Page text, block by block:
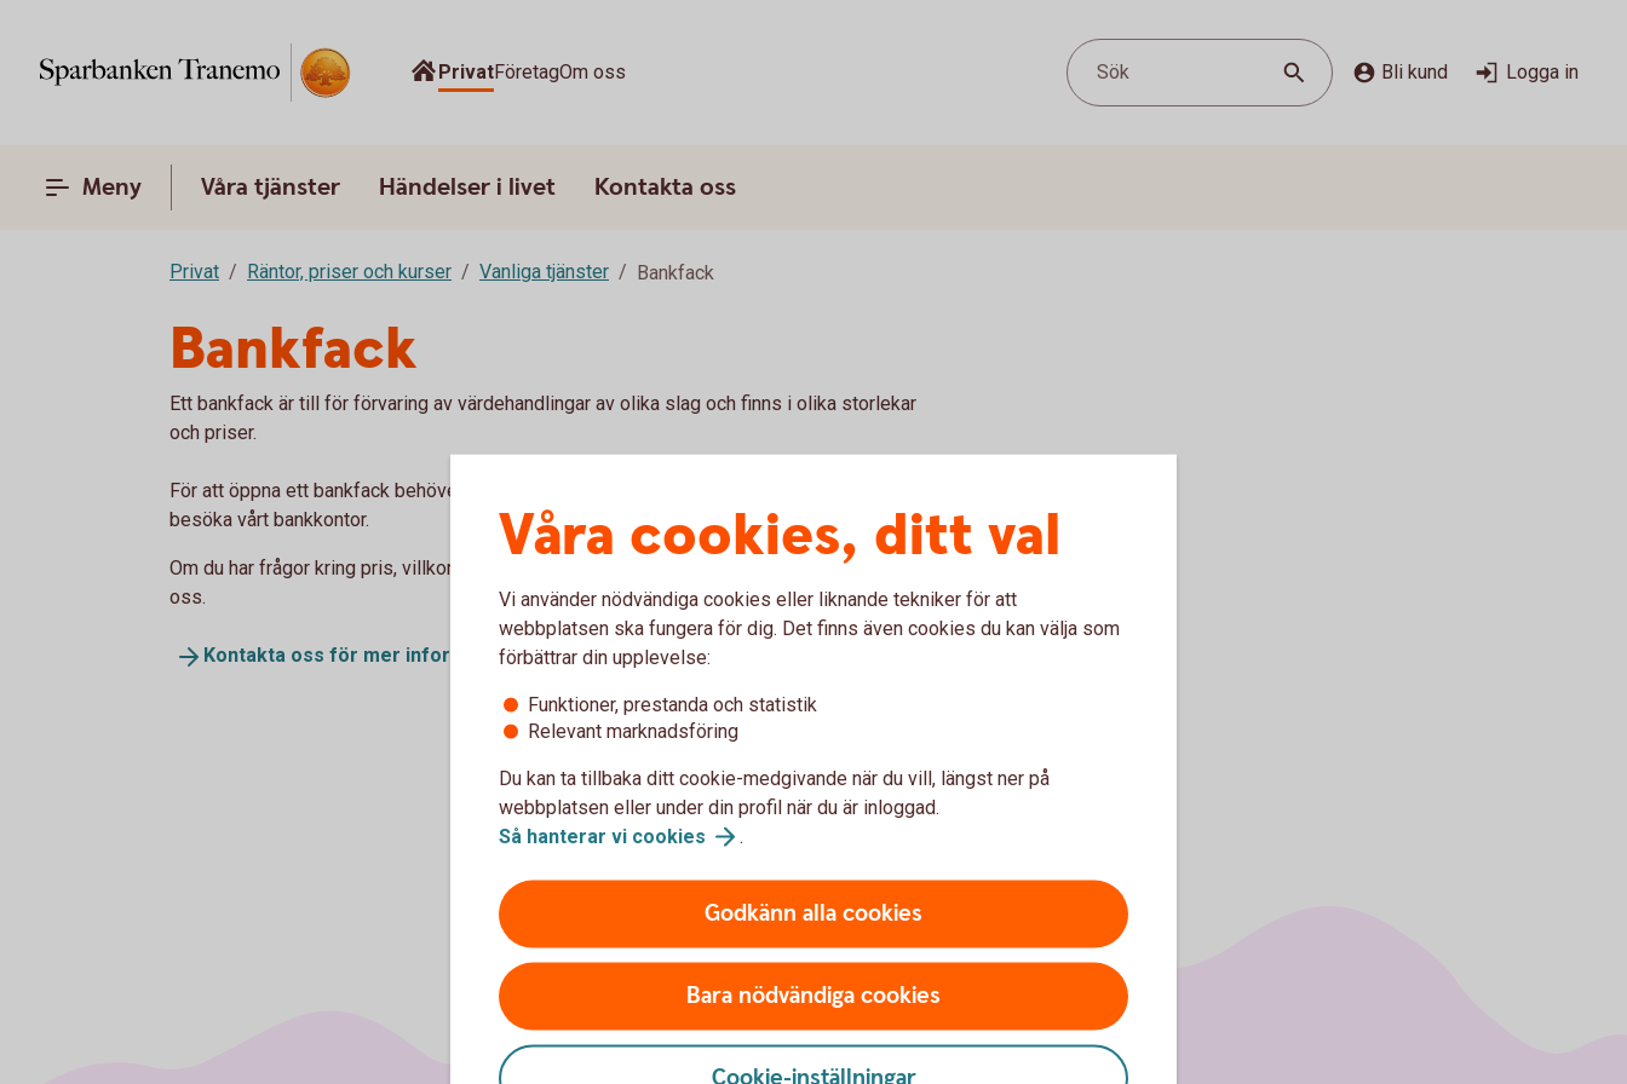
PrivatFöretagOm oss Sök Bli kund Logga in
Meny Våra tjänster Händelser i livet Kontakta oss
Privat Räntor, priser och kurser Vanliga tjänster Bankfack
Bankfack
Ett bankfack är till för förvaring av värdehandlingar av olika slag och finns i olika storlekar
och priser.
För att öppna ett bankfack behöver du vara kund i Sparbanken Tranemo och sedan
besöka vårt bankkontor.
Om du har frågor kring pris, villkor eller andra funderingar är du välkommen att kontakta
oss.
Kontakta oss för mer information ochpris
Våra cookies, ditt val
Vi använder nödvändiga cookies eller liknande tekniker för att
webbplatsen ska fungera för dig. Det finns även cookies du kan välja som
förbättrar din upplevelse:
Funktioner, prestanda och statistik
Relevant marknadsföring
Du kan ta tillbaka ditt cookie-medgivande när du vill, längst ner på
webbplatsen eller under din profil när du är inloggad.
Så hanterar vi cookies .
Godkänn alla cookies
Bara nödvändiga cookies